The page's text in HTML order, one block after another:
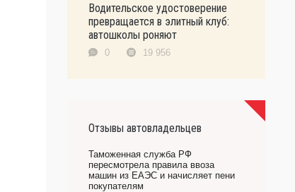
Водительское удостоверение
превращается в элитный клуб:
автошколы роняют
0 19 956
Отзывы автовладельцев
Таможенная служба РФ
пересмотрела правила ввоза
машин из ЕАЭС и начисляет пени
покупателям